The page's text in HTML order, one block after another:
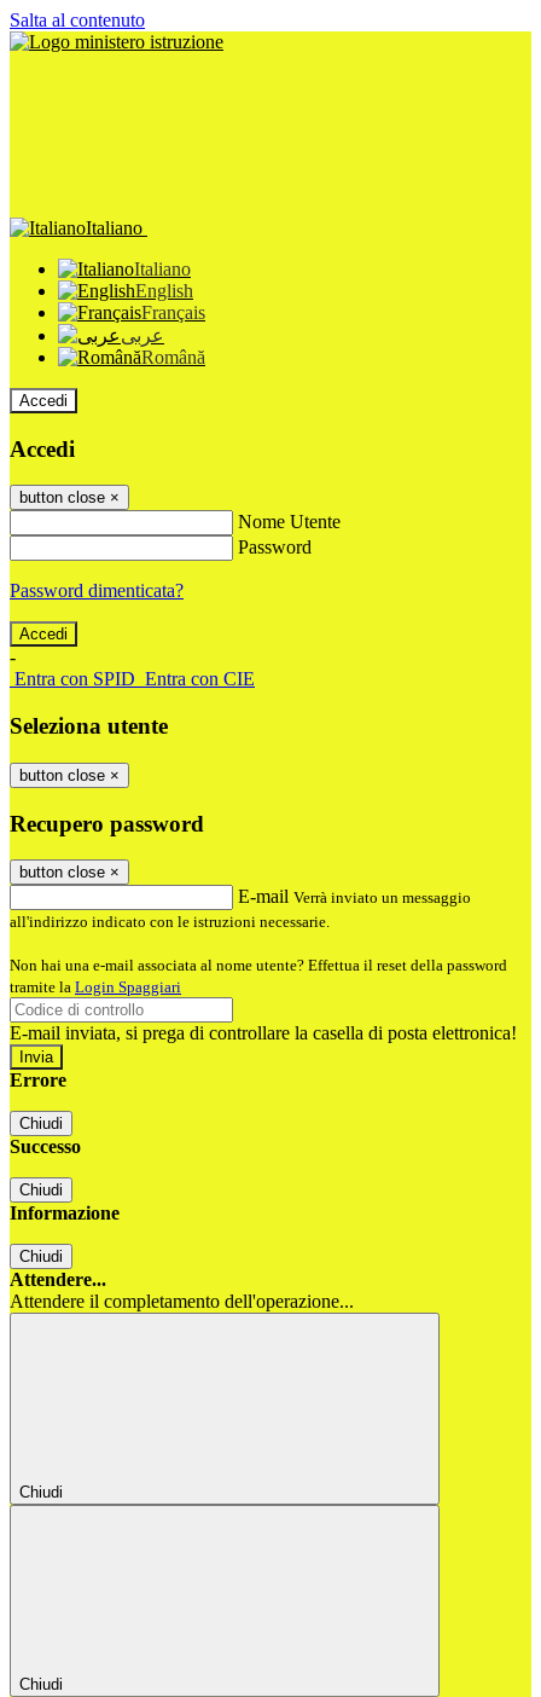
Salta al contenuto
Italiano
Italiano
English
Français
عربى
Română
Accedi
Accedi
button close ×
Nome Utente
Password
Password dimenticata?
-
Entra con SPID Entra con CIE
Seleziona utente
button close ×
Recupero password
button close ×
E-mail Verrà inviato un messaggio
all'indirizzo indicato con le istruzioni necessarie.
Non hai una e-mail associata al nome utente? Effettua il reset della password
tramite la Login Spaggiari
E-mail inviata, si prega di controllare la casella di posta elettronica!
Errore
Chiudi
Successo
Chiudi
Informazione
Chiudi
Attendere...
Attendere il completamento dell'operazione...
Chiudi
Chiudi